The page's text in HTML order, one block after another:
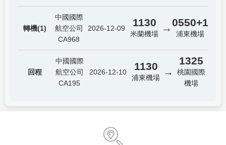
轉機(1)
中國國際
航空公司
CA968
2026-12-09 1130
米蘭機場 →0550+1
浦東機場
回程
中國國際
航空公司
CA195
2026-12-10 1130
浦東機場 →
1325
桃園國際
機場